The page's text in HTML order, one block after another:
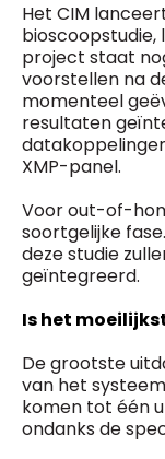
Het CIM
bioscoopstudie,
project staat
voorstellen na
momenteel
resultaten
XMP-panel.
Voor out-of-
soortgelijke
deze studie
geïntegreerd.
Is het
De grootste
van het
komen tot één
ondanks de